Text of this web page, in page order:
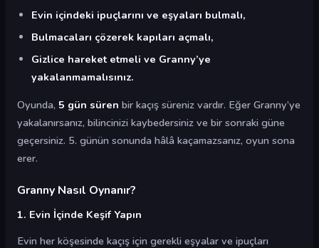
Evin içindeki ipuçlarını ve eşyaları bulmalı,
Bulmacaları çözerek kapıları açmalı,
Gizlice hareket etmeli ve Granny’ye
yakalanmamalısınız.
Oyunda, 5 gün süren bir kaçış süreniz vardır. Eğer Granny’ye
yakalanırsanız, bilincinizi kaybedersiniz ve bir sonraki güne
geçersiniz. 5. günün sonunda hâlâ kaçamazsanız, oyun sona
erer.
Granny Nasıl Oynanır?
1. Evin İçinde Keşif Yapın
Evin her köşesinde kaçış için gerekli eşyalar ve ipuçları